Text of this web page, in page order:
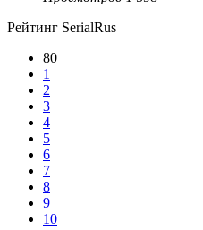
Рейтинг SerialRus
80
1
2
3
4
5
6
7
8
9
10